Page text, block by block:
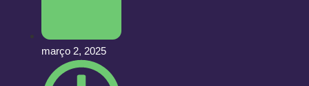
março 2, 2025